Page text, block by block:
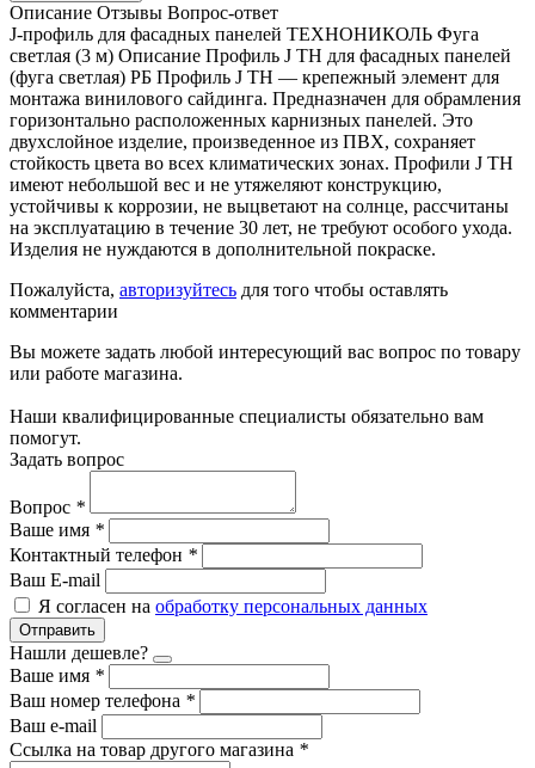
Описание Отзывы Вопрос-ответ
J-профиль для фасадных панелей ТЕХНОНИКОЛЬ Фуга
светлая (3 м) Описание Профиль J ТН для фасадных панелей
(фуга светлая) РБ Профиль J ТН — крепежный элемент для
монтажа винилового сайдинга. Предназначен для обрамления
горизонтально расположенных карнизных панелей. Это
двухслойное изделие, произведенное из ПВХ, сохраняет
стойкость цвета во всех климатических зонах. Профили J ТН
имеют небольшой вес и не утяжеляют конструкцию,
устойчивы к коррозии, не выцветают на солнце, рассчитаны
на эксплуатацию в течение 30 лет, не требуют особого ухода.
Изделия не нуждаются в дополнительной покраске.
Пожалуйста, авторизуйтесь для того чтобы оставлять
комментарии
Вы можете задать любой интересующий вас вопрос по товару
или работе магазина.
Наши квалифицированные специалисты обязательно вам
помогут.
Задать вопрос
Вопрос *
Ваше имя *
Контактный телефон *
Ваш E-mail
Я согласен на обработку персональных данных
Отправить
Нашли дешевле?
Ваше имя *
Ваш номер телефона *
Ваш e-mail
Ссылка на товар другого магазина *